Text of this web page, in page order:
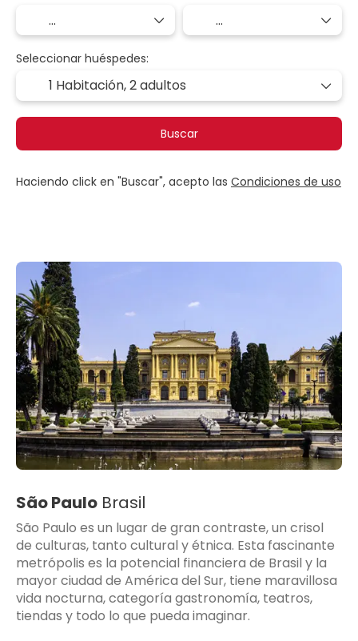
Seleccionar huéspedes:
1 Habitación,2 adultos
Buscar
Haciendo click en "Buscar", acepto las Condiciones de uso
São Paulo Brasil
São Paulo es un lugar de gran contraste, un crisol
de culturas, tanto cultural y étnica. Esta fascinante
metrópolis es la potencial financiera de Brasil y la
mayor ciudad de América del Sur, tiene maravillosa
vida nocturna, categoría gastronomía, teatros,
tiendas y todo lo que pueda imaginar.